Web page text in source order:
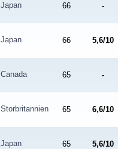
Japan 66 -
Japan 66 5,6/10
Canada 65 -
Storbritannien 65 6,6/10
Japan 65 5,6/10